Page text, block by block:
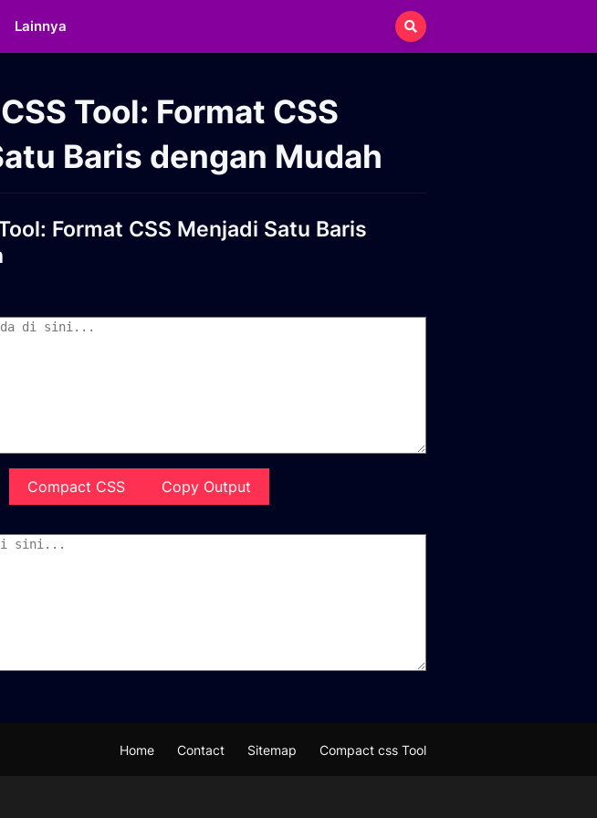
Lainnya
Tool: Format CSS
Baris dengan Mudah
Format CSS Menjadi Satu Baris
Compact CSS Copy Output
Home Contact Sitemap Compact css Tool